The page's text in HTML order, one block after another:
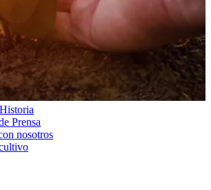
Prensa
nosotros